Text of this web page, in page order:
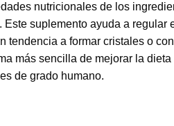
nutricionales de los
suplemento ayuda a regular
tendencia a formar cristales o
más sencilla de mejorar la
de grado humano.